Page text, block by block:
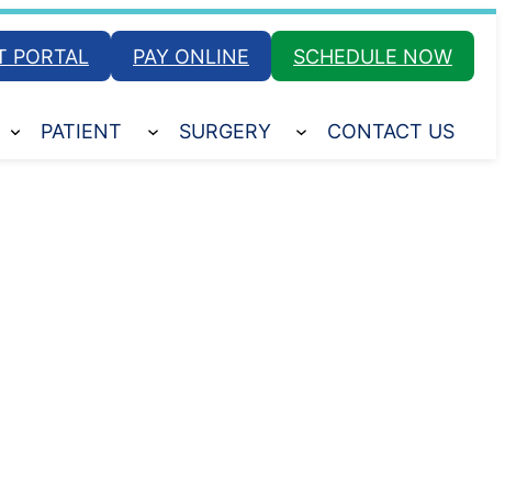
PORTAL PAY ONLINE SCHEDULE NOW
PATIENT SURGERY CONTACT US